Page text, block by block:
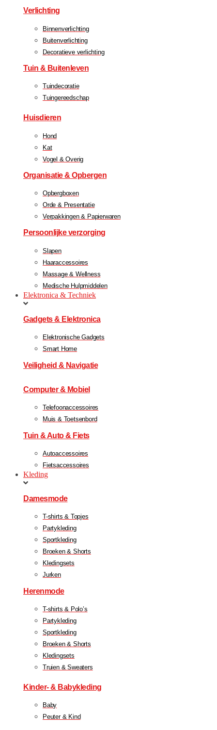
Verlichting
Binnenverlichting
Buitenverlichting
Decoratieve verlichting
Tuin & Buitenleven
Tuindecoratie
Tuingereedschap
Huisdieren
Hond
Kat
Vogel & Overig
Organisatie & Opbergen
Opbergboxen
Orde & Presentatie
Verpakkingen & Papierwaren
Persoonlijke verzorging
Slapen
Haaraccessoires
Massage & Wellness
Medische Hulpmiddelen
Elektronica & Techniek
Gadgets & Elektronica
Elektronische Gadgets
Smart Home
Veiligheid & Navigatie
Computer & Mobiel
Telefoonaccessoires
Muis & Toetsenbord
Tuin & Auto & Fiets
Autoaccessoires
Fietsaccessoires
Kleding
Damesmode
T-shirts & Topjes
Partykleding
Sportkleding
Broeken & Shorts
Kledingsets
Jurken
Herenmode
T-shirts & Polo’s
Partykleding
Sportkleding
Broeken & Shorts
Kledingsets
Truien & Sweaters
Kinder- & Babykleding
Baby
Peuter & Kind